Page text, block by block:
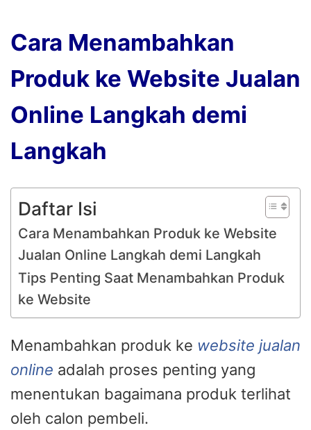
Cara Menambahkan
Produk ke Website Jualan
Online Langkah demi
Langkah
Daftar Isi
Cara Menambahkan Produk ke Website
Jualan Online Langkah demi Langkah
Tips Penting Saat Menambahkan Produk
ke Website
Menambahkan produk ke website jualan
online adalah proses penting yang
menentukan bagaimana produk terlihat
oleh calon pembeli.